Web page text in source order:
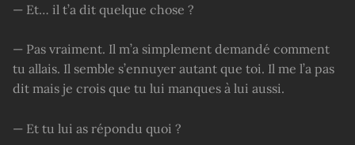
— Et… il t’a dit quelque chose ?
— Pas vraiment. Il m’a simplement demandé comment
tu allais. Il semble s’ennuyer autant que toi. Il me l’a pas
dit mais je crois que tu lui manques à lui aussi.
— Et tu lui as répondu quoi ?